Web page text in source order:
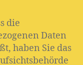
die
Daten
haben Sie das